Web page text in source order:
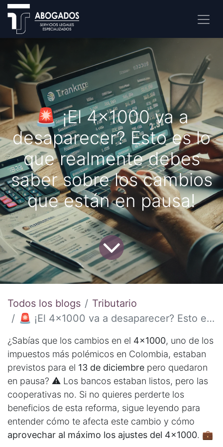
🚨 ¡El 4x1000 va a
desaparecer? Esto es lo
que realmente debes
saber sobre los cambios
que están en pausa!
Todos los blogs
Tributario
🚨 ¡El 4x1000 va a desaparecer? Esto es lo que realmente debes saber sobre los cambios que están en pausa!
¿Sabías que los cambios en el 4x1000, uno de los
impuestos más polémicos en Colombia, estaban
previstos para el 13 de diciembre pero quedaron
en pausa? ⚠️ Los bancos estaban listos, pero las
cooperativas no. Si no quieres perderte los
beneficios de esta reforma, sigue leyendo para
entender cómo te afecta este cambio y cómo
aprovechar al máximo los ajustes del 4x1000. 💼